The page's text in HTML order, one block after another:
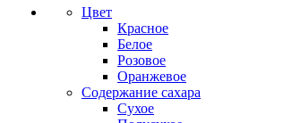
Цвет
Красное
Белое
Розовое
Оранжевое
Содержание сахара
Сухое